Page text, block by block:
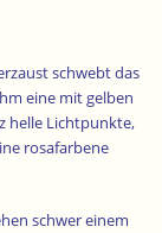
schwebt das
eine mit gelben
helle Lichtpunkte,
rosafarbene
schwer einem